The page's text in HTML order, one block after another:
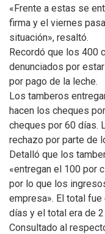
«Frente a estas se
firma y el viernes
situación», resaltó.
Recordó que los 400
denunciados por
por pago de la leche.
Los tamberos
hacen los cheques
cheques por 60 días.
rechazo por parte de
Detalló que los
«entregan el 100 por
por lo que los
empresa». El total
días y el total era de
Consultado al